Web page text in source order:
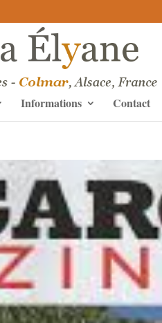
Informations Contact